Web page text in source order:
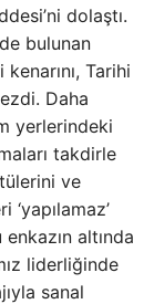
dolaştı.
bulunan
Tarihi
Daha
yerlerindeki
takdirle
ve
‘yapılamaz’
altında
liderliğinde
sanal